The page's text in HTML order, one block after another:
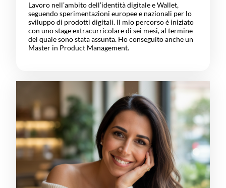
Lavoro nell’ambito dell’identità digitale e Wallet,
seguendo sperimentazioni europee e nazionali per lo
sviluppo di prodotti digitali. Il mio percorso è iniziato
con uno stage extracurricolare di sei mesi, al termine
del quale sono stata assunta. Ho conseguito anche un
Master in Product Management.